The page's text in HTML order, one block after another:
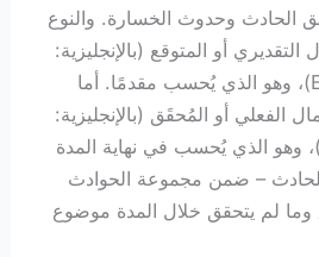
الحادث وحدوث الخسارة. والنوع
أو المتوقع (بالإنجليزية:
Expeeted probability)، وهو الذي يُحسب مقدمًا. أما
الفعلي أو المُحقَق (بالإنجليزية:
Realized probability)، وهو الذي يُحسب في نهاية المدة
للحادث – ضمن مجموعة الحوادث
وما لم يتحقق خلال المدة موضوع